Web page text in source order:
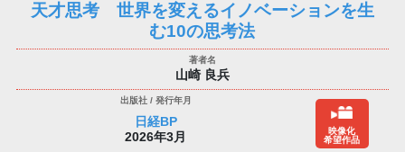
天才思考 世界を変えるイノベーションを生
む10の思考法
山崎 良兵
日経BP
2026年3月
映像化
希望作品